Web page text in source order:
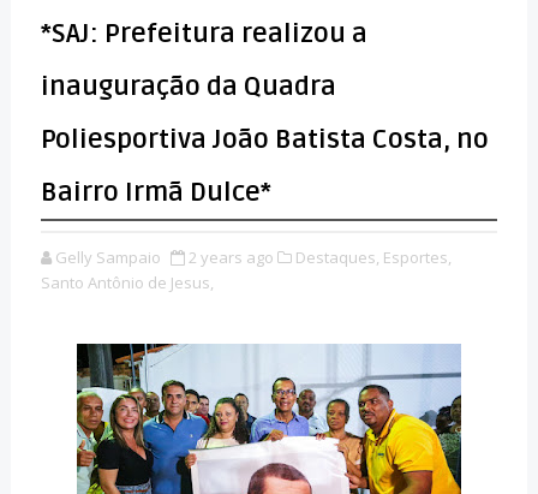
*SAJ: Prefeitura realizou a
inauguração da Quadra
Poliesportiva João Batista Costa, no
Bairro Irmã Dulce*
Gelly Sampaio 2 years ago Destaques, Esportes,
Santo Antônio de Jesus,